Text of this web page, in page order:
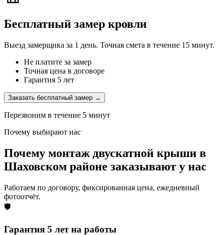
Бесплатный замер кровли
Выезд замерщика за 1 день. Точная смета в течение 15 минут.
Не платите за замер
Точная цена в договоре
Гарантия 5 лет
Заказать бесплатный замер →
Перезвоним в течение 5 минут
Почему выбирают нас
Почему монтаж двускатной крыши в
Шаховском районе заказывают у нас
Работаем по договору, фиксированная цена, ежедневный
фотоотчёт.
🛡️
Гарантия 5 лет на работы